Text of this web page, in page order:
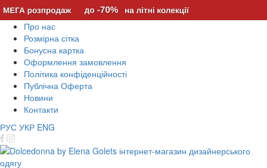
Про нас
Розмірна сітка
Бонусна картка
Оформлення замовлення
Політика конфіденційності
Публічна Оферта
Новини
Контакти
РУС УКР ENG